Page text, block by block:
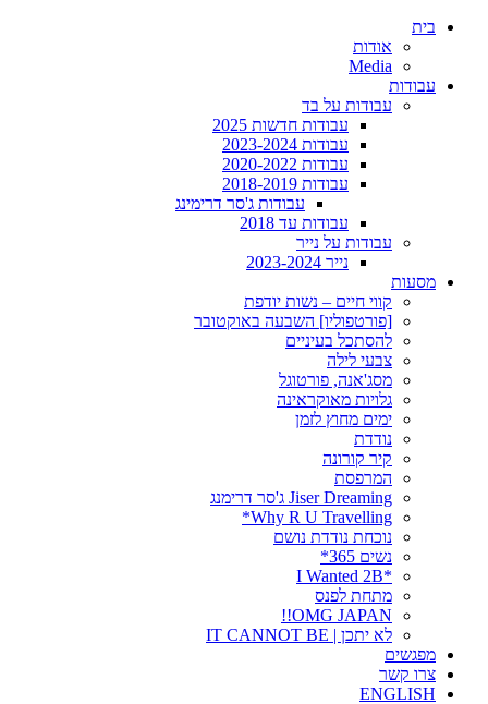
בית
אודות
Media
עבודות
עבודות על בד
עבודות חדשות 2025
עבודות 2023-2024
עבודות 2020-2022
עבודות 2018-2019
עבודות ג'סר דרימינג
עבודות עד 2018
עבודות על נייר
נייר 2023-2024
מסעות
קווי חיים – נשות יודפת
[פורטפוליו] השבעה באוקטובר
להסתכל בעיניים
צבעי לילה
מסג'אנה, פורטוגל
גלויות מאוקראינה
ימים מחוץ לזמן
נודדת
קיר קורונה
המרפסת
Jiser Dreaming ג'סר דרימנג
Why R U Travelling*
נוכחת נודדת נושם
נשים 365*
*I Wanted 2B
מתחת לפנס
OMG JAPAN!!
לא יתכן | IT CANNOT BE
מפגשים
צרו קשר
ENGLISH